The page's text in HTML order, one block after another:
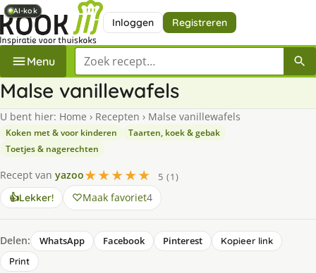
Inloggen Registreren
Menu Zoek een recept
Malse vanillewafels
U bent hier: Home › Recepten › Malse vanillewafels
Koken met & voor kinderen
Taarten, koek & gebak
Toetjes & nagerechten
Recept van yazoo★★★★★
5 (1)
👍Lekker! Maak favoriet4
Delen: WhatsApp Facebook Pinterest
Kopieer link
Print
AI-kok
AI-kok
AI-kok